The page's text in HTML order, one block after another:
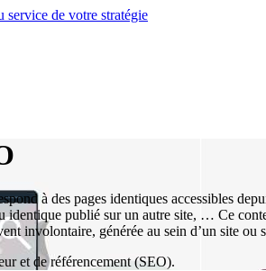
service de votre stratégie
à des pages identiques accessibles
identique publié sur un autre site, … Ce
involontaire, générée au sein d’un site ou
et de référencement (SEO).